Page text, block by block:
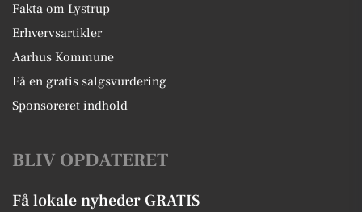
Fakta om Lystrup
Erhvervsartikler
Aarhus Kommune
Få en gratis salgsvurdering
Sponsoreret indhold
BLIV OPDATERET
Få lokale nyheder GRATIS